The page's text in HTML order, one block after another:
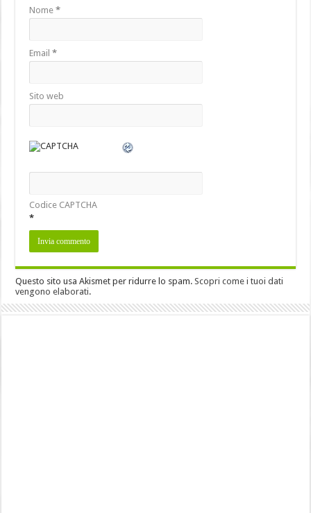
Nome*
Email*
Sito web
Codice CAPTCHA
*
Questo sito usa Akismet per ridurre lo spam.Scopri come i tuoi dati
vengono elaborati.